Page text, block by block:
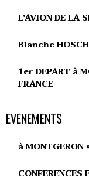
L'AVION DE LA
Blanche
1er DEPART à
FRANCE
EVENEMENTS
à